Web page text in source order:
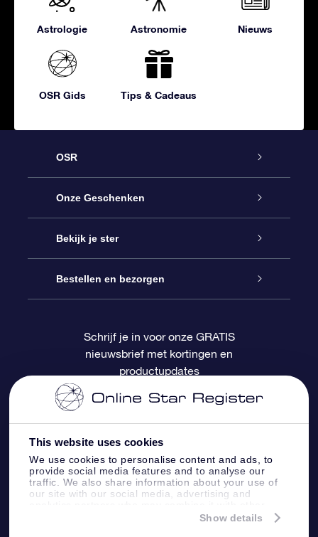
This website uses cookies
We use cookies to personalise content and ads, to
provide social media features and to analyse our
traffic. We also share information about your use of
our site with our social media, advertising and
information that you’ve provided to them or that
Show details
Astrologie Astronomie Nieuws
OSR Gids Tips & Cadeaus
OSR
Service
Contact
Blog
OSR Recensies
Onze Geschenken
Online Star Gift
OSR Cadeaupakket
OSR Cadeaukaart
Relatiegeschenken
Bekijk je ster
Sterrenregister
Gepersonaliseerde sterrenpagina
One Million Stars
OSR Starsaver
Fly me to the Stars App
Bestellen en bezorgen
Betalingsinformatie
Verzendinformatie
Retourbeleid
Constellaties
Schrijf je in voor onze GRATIS
nieuwsbrief met kortingen en
productupdates